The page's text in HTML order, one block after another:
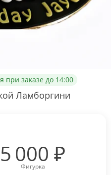
при заказе до 14:00
Ламборгини
Фигурка
5 000 ₽